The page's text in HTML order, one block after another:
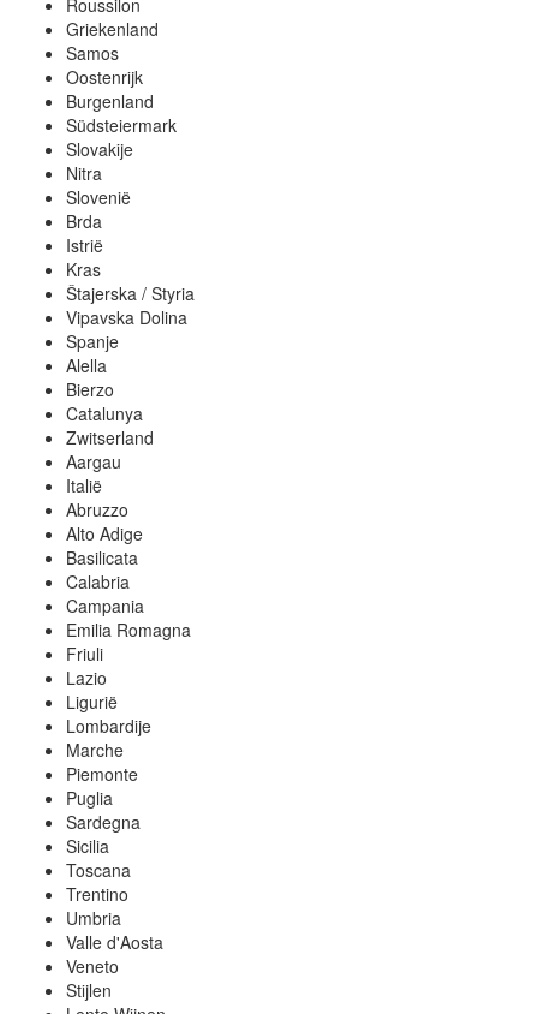
Roussilon
Griekenland
Samos
Oostenrijk
Burgenland
Südsteiermark
Slovakije
Nitra
Slovenië
Brda
Istrië
Kras
Štajerska / Styria
Vipavska Dolina
Spanje
Alella
Bierzo
Catalunya
Zwitserland
Aargau
Italië
Abruzzo
Alto Adige
Basilicata
Calabria
Campania
Emilia Romagna
Friuli
Lazio
Ligurië
Lombardije
Marche
Piemonte
Puglia
Sardegna
Sicilia
Toscana
Trentino
Umbria
Valle d'Aosta
Veneto
Stijlen